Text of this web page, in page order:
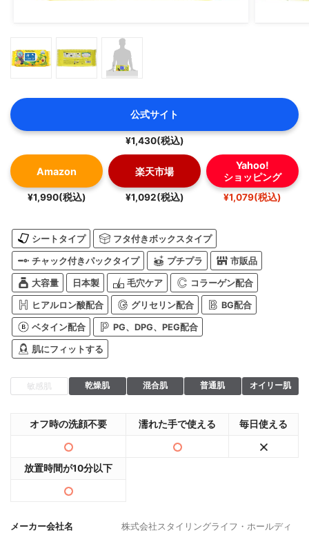
公式サイト
¥1,430(税込)
Amazon
¥1,990(税込)
楽天市場
¥1,092(税込)
Yahoo!
ショッピング
¥1,079(税込)
シートタイプ フタ付きボックスタイプ
チャック付きパックタイプ プチプラ 市販品
大容量 日本製 毛穴ケア コラーゲン配合
ヒアルロン酸配合 グリセリン配合 BG配合
ベタイン配合 PG、DPG、PEG配合
肌にフィットする
敏感肌 乾燥肌 混合肌 普通肌 オイリー肌
オフ時の洗顔不要 濡れた手で使える 毎日使える
放置時間が10分以下
メーカー会社名
株式会社スタイリングライフ・ホールディ